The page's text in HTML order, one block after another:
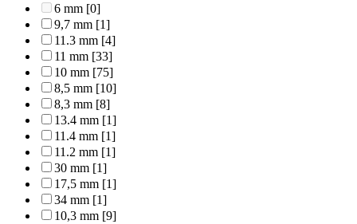
6 mm [0]
9,7 mm [1]
11.3 mm [4]
11 mm [33]
10 mm [75]
8,5 mm [10]
8,3 mm [8]
13.4 mm [1]
11.4 mm [1]
11.2 mm [1]
30 mm [1]
17,5 mm [1]
34 mm [1]
10,3 mm [9]